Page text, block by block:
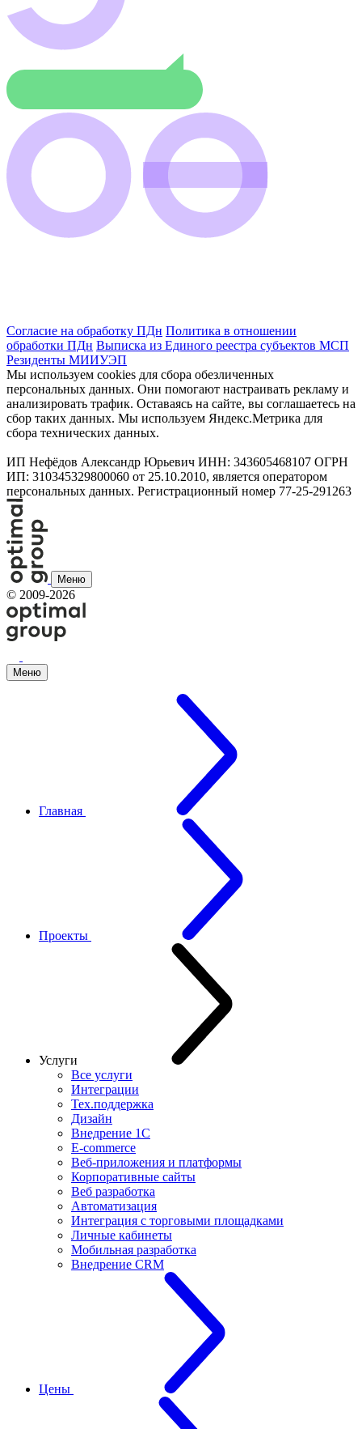
Согласие на обработку ПДн Политика в отношении
обработки ПДн Выписка из Единого реестра субъектов МСП
Резиденты МИИУЭП
Мы используем cookies для сбора обезличенных
персональных данных. Они помогают настраивать рекламу и
анализировать трафик. Оставаясь на сайте, вы соглашаетесь на
сбор таких данных. Мы используем Яндекс.Метрика для
сбора технических данных.
ИП Нефёдов Александр Юрьевич ИНН: 343605468107 ОГРН
ИП: 310345329800060 от 25.10.2010, является оператором
персональных данных. Регистрационный номер 77-25-291263
Меню
© 2009-2026
Меню
Главная
Проекты
Услуги
Все услуги
Интеграции
Тех.поддержка
Дизайн
Внедрение 1С
E-commerce
Веб-приложения и платформы
Корпоративные сайты
Веб разработка
Автоматизация
Интеграция с торговыми площадками
Личные кабинеты
Мобильная разработка
Внедрение CRM
Цены